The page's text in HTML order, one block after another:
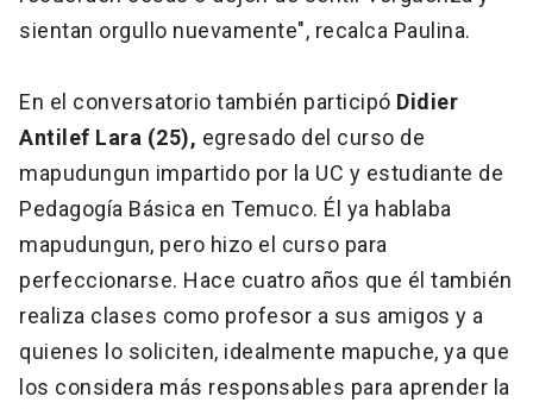
sientan orgullo nuevamente", recalca Paulina.
En el conversatorio también participó Didier
Antilef Lara (25), egresado del curso de
mapudungun impartido por la UC y estudiante de
Pedagogía Básica en Temuco. Él ya hablaba
mapudungun, pero hizo el curso para
perfeccionarse. Hace cuatro años que él también
realiza clases como profesor a sus amigos y a
quienes lo soliciten, idealmente mapuche, ya que
los considera más responsables para aprender la